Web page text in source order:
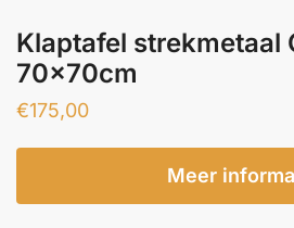
Klaptafel strekmetaal
70x70cm
€175,00
Meer